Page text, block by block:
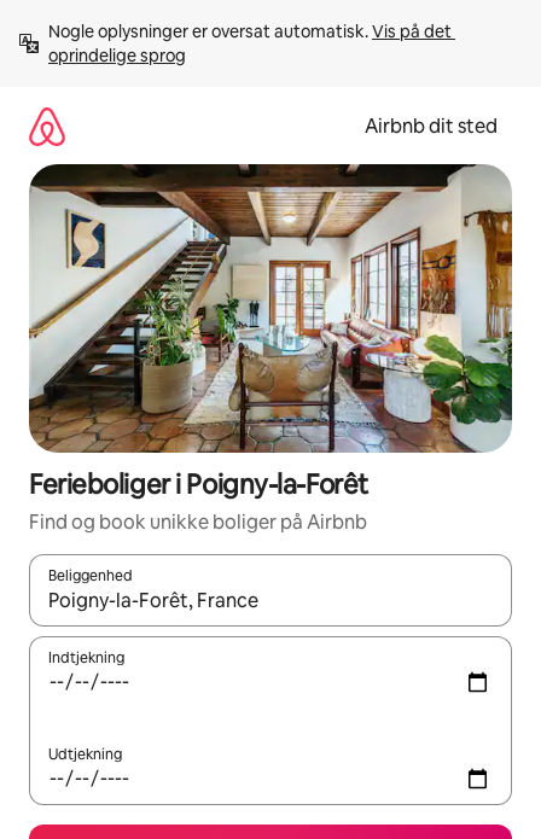
videre
Nogle oplysninger er oversat automatisk. Vis på det
oprindelige sprog
Airbnb dit sted
Ferieboliger i Poigny-la-Forêt
Find og book unikke boliger på Airbnb
Beliggenhed
Når resultaterne er tilgængelige, skal du navigere med
Indtjekning
Udtjekning